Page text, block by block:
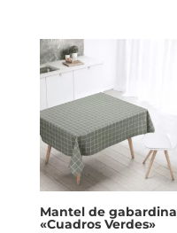
Mantel de gabardina
«Cuadros Verdes»